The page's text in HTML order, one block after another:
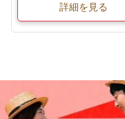
詳細を見る